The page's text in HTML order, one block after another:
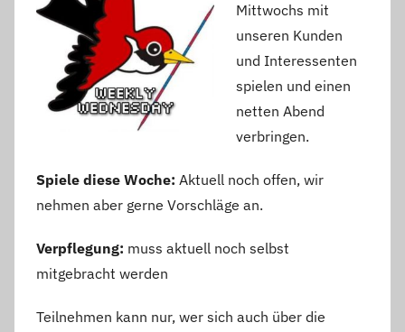
Mittwochs mit
unseren Kunden
und Interessenten
spielen und einen
netten Abend
verbringen.
Spiele diese Woche: Aktuell noch offen, wir
nehmen aber gerne Vorschläge an.
Verpflegung: muss aktuell noch selbst
mitgebracht werden
Teilnehmen kann nur, wer sich auch über die